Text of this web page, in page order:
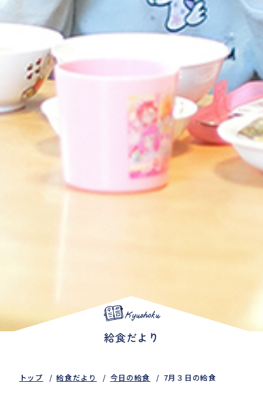
Kyushoku
給食だより
トップ 給食だより 今日の給食 7月３日の給食